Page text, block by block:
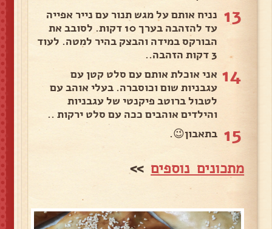
13 נניח אותם על מגש תנור עם נייר אפייה
עד להזהבה בערך 10 דקות. לסובב את
הבורקס במידה והבצק בהיר למטה. לעוד
3 דקות הזהבה..
14 אני אוכלת אותם עם סלט קטן עם
עגבניות שום וכוסברה. בעלי אוהב עם
לטבול ברוטב פיקנטי של עגבניות
והילדים אוהבים ככה עם סלט ירקות ..
15 בתאבון😉.
מתכונים נוספים >>